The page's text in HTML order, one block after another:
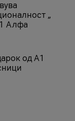
„
Алфа
од А1